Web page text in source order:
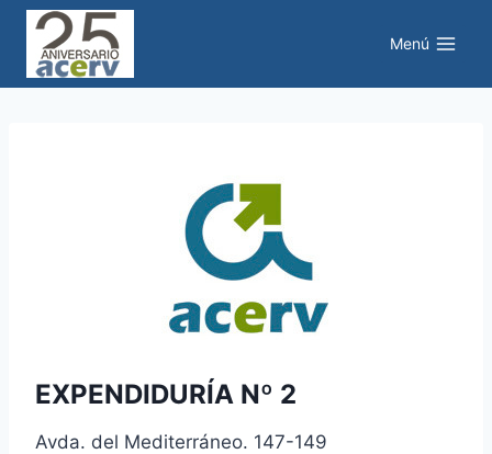
Saltar
contenido
Menú
EXPENDIDURÍA Nº 2
Avda. del Mediterráneo. 147-149